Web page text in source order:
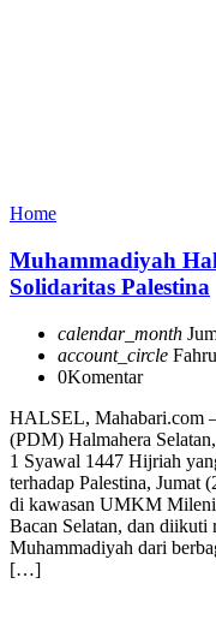
Home
Muhammadiyah
Solidaritas Palestina
calendar_month
account_circle
0Komentar
HALSEL, Mahabari.com
(PDM) Halmahera
1 Syawal 1447 Hijriah
terhadap Palestina, Jumat
di kawasan UMKM
Bacan Selatan, dan diikuti
Muhammadiyah dari
[…]